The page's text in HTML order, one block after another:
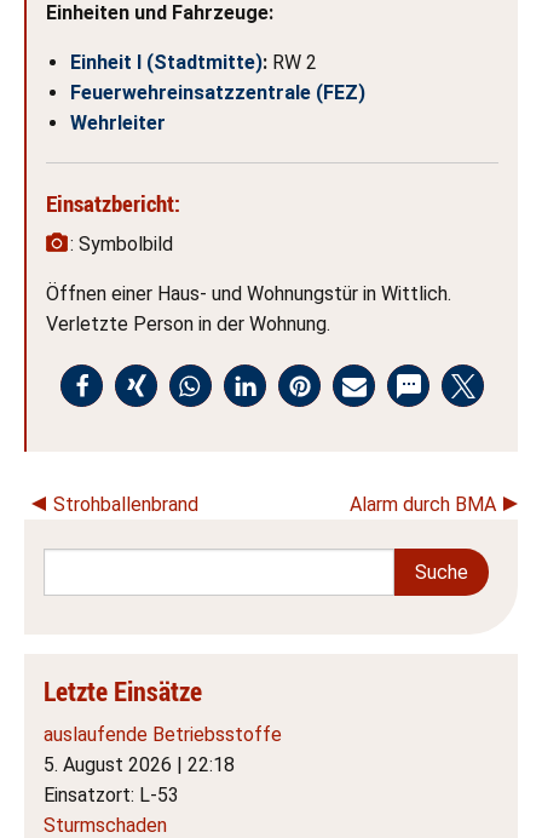
Einheiten und Fahrzeuge:
Einheit I (Stadtmitte): RW 2
Feuerwehreinsatzzentrale (FEZ)
Wehrleiter
Einsatzbericht:
: Symbolbild
Öffnen einer Haus- und Wohnungstür in Wittlich.
Verletzte Person in der Wohnung.
Strohballenbrand Alarm durch BMA
Letzte Einsätze
auslaufende Betriebsstoffe
5. August 2026 | 22:18
Einsatzort: L-53
Sturmschaden